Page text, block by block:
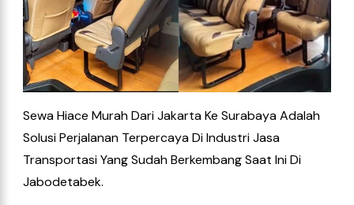
Sewa Hiace Murah Dari Jakarta Ke Surabaya Adalah
Solusi Perjalanan Terpercaya Di Industri Jasa
Transportasi Yang Sudah Berkembang Saat IniDi
Jabodetabek.